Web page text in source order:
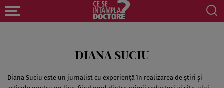
DIANA SUCIU
Diana Suciu este un jurnalist cu experienţă în realizarea de ştiri şi